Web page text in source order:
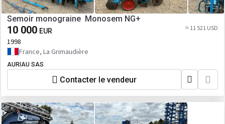
Semoir monograine Monosem NG+
10 000 EUR ≈ 11 521 USD
1998
France, La Grimaudière
AURIAU SAS
Contacter le vendeur